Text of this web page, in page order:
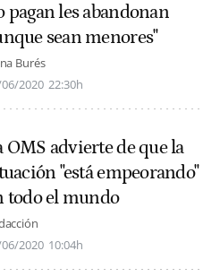
pagan les abandonan
sean menores"
Burés
2020 22:30h
OMS advierte de que la
"está empeorando"
todo el mundo
2020 10:04h